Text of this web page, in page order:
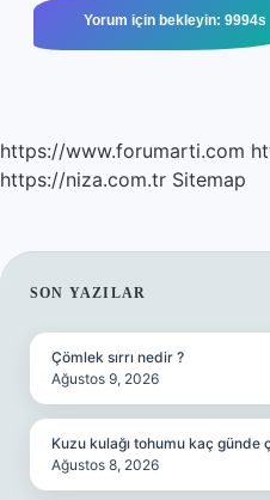
https://www.forumarti.com
https://niza.com.tr Sitemap
SIDEBAR
SON YAZILAR
Çömlek sırrı nedir ?
Ağustos 9, 2026
Kuzu kulağı tohumu kaç günde
Ağustos 8, 2026